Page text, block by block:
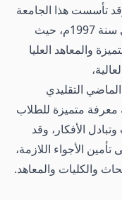
تأسست هذا الجامعة
في عام 1995، وبدأت استقبال طلابها في سنة 1997م، حيث
والمعاهد العليا
التقليدي
متميزة للطلاب
الأفكار، وقد
تأمين الأجواء اللازمة،
والكليات والمعاهد.